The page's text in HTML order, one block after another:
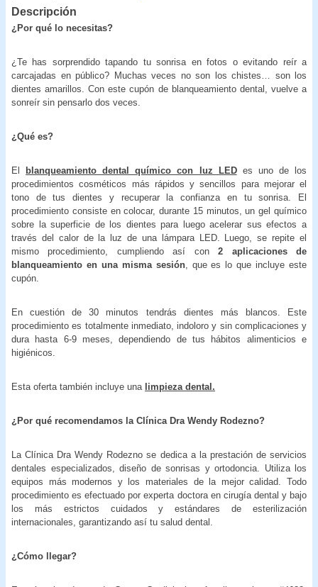
Descripción
¿Por qué lo necesitas?
¿Te has sorprendido tapando tu sonrisa en fotos o evitando reír a
carcajadas en público? Muchas veces no son los chistes… son los
dientes amarillos. Con este cupón de blanqueamiento dental, vuelve a
sonreír sin pensarlo dos veces.
¿Qué es?
El blanqueamiento dental químico con luz LEDes uno de los
procedimientos cosméticos más rápidos y sencillos para mejorar el
tono de tus dientes y recuperar la confianza en tu sonrisa. El
procedimiento consiste en colocar, durante 15 minutos, un gel químico
sobre la superficie de los dientes para luego acelerar sus efectos a
través del calor de la luz de una lámpara LED. Luego, se repite el
mismo procedimiento, cumpliendo así con2 aplicaciones de
blanqueamiento en una misma sesión, que es lo que incluye este
cupón.
En cuestión de 30 minutos tendrás dientes más blancos. Este
procedimiento es totalmente inmediato, indoloro y sin complicaciones y
dura hasta 6-9 meses, dependiendo de tus hábitos alimenticios e
higiénicos.
Esta oferta también incluye una limpieza dental.
¿Por qué recomendamos la Clínica Dra Wendy Rodezno?
La Clínica Dra Wendy Rodezno se dedica a la prestación de servicios
dentales especializados, diseño de sonrisas y ortodoncia. Utiliza los
equipos más modernos y los materiales de la mejor calidad. Todo
procedimiento es efectuado por experta doctora en cirugía dental y bajo
los más estrictos cuidados y estándares de esterilización
internacionales, garantizando así tu salud dental.
¿Cómo llegar?